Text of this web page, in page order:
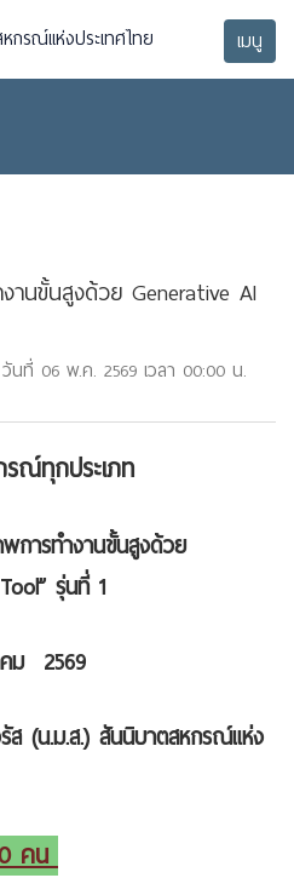
กรณ์แห่งประเทศไทย เมนู
านขั้นสูงด้วย Generative AI
วันที่ 06 พ.ค. 2569 เวลา 00:00 น.
ณ์ทุกประเภท
การทำงานขั้นสูงด้วย
รุ่นที่ 1
ม 2569
(น.ม.ส.) สันนิบาตสหกรณ์แห่ง
คน